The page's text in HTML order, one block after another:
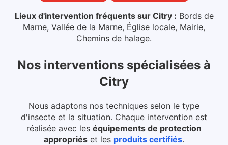
Lieux d'intervention fréquents sur Citry : Bords de
Marne, Vallée de la Marne, Église locale, Mairie,
Chemins de halage.
Nos interventions spécialisées à
Citry
Nous adaptons nos techniques selon le type
d'insecte et la situation. Chaque intervention est
réalisée avec les équipements de protection
appropriés et les produits certifiés.